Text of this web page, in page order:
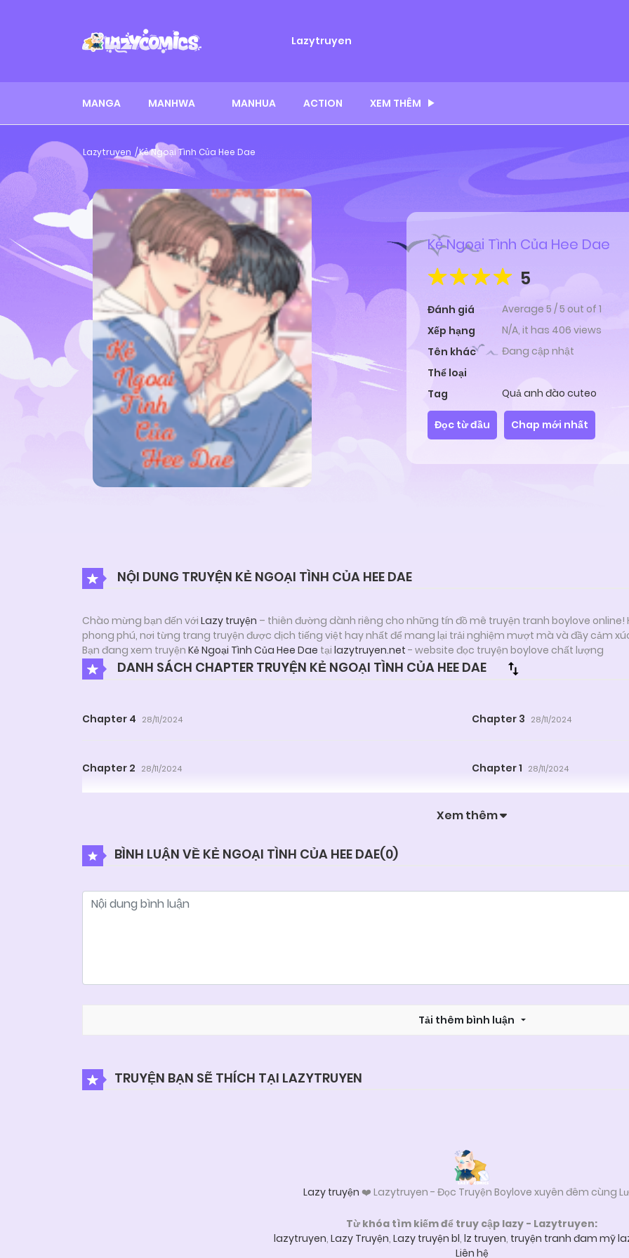
Lazytruyen
MANGA MANHWA MANHUA ACTION XEM THÊM
Lazytruyen Kẻ Ngoại Tình Của Hee Dae
Kẻ Ngoại Tình Của Hee Dae
5
Đánh giá Average 5 /5 out of 1
Xếp hạng
N/A, it has 406 views
Tên khác
Đang cập nhật
Thể loại
Tag
Quả anh đào cuteo
Đọc từ đầu Chap mới nhất
NỘI DUNG TRUYỆN KẺ NGOẠI TÌNH CỦA HEE DAE
Chào mừng bạn đến với Lazy truyện – thiên đường dành riêng cho những tín đồ mê truyện tranh boylove
phong phú, nơi từng trang truyện được dịch tiếng việt hay nhất để mang lại trải nghiệm mượt mà và đầy cảm
Bạn đang xem truyện Kẻ Ngoại Tình Của Hee Dae tại lazytruyen.net - website đọc truyện boylove chất lượng
DANH SÁCH CHAPTER TRUYỆN KẺ NGOẠI TÌNH CỦA HEE DAE
Chapter 4 28/11/2024 Chapter 3 28/11/2024
Chapter 2 28/11/2024 Chapter 1 28/11/2024
Xem thêm
BÌNH LUẬN VỀ KẺ NGOẠI TÌNH CỦA HEE DAE(0)
Tải thêm bình luận
TRUYỆN BẠN SẼ THÍCH TẠI LAZYTRUYEN
Lazy truyện ❤️ Lazytruyen - Đọc Truyện Boylove xuyên đêm cùng
Từ khóa tìm kiếm để truy cập lazy - Lazytruyen:
lazytruyen, Lazy Truyện, Lazy truyện bl, lz truyen, truyện tranh đam mỹ
Liên hệ